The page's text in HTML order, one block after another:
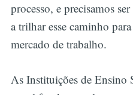
processo, e precisamos
a trilhar esse caminho
mercado de trabalho.
As Instituições de Ensino